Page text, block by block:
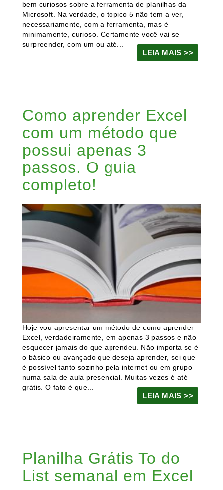
bem curiosos sobre a ferramenta de planilhas da
Microsoft. Na verdade, o tópico 5 não tem a ver,
necessariamente, com a ferramenta, mas é
minimamente, curioso. Certamente você vai se
surpreender, com um ou até...
LEIA MAIS >>
Como aprender Excel
com um método que
possui apenas 3
passos. O guia
completo!
Hoje vou apresentar um método de como aprender
Excel, verdadeiramente, em apenas 3 passos e não
esquecer jamais do que aprendeu. Não importa se é
o básico ou avançado que deseja aprender, sei que
é possível tanto sozinho pela internet ou em grupo
numa sala de aula presencial. Muitas vezes é até
grátis. O fato é que...
LEIA MAIS >>
Planilha Grátis To do
List semanal em Excel